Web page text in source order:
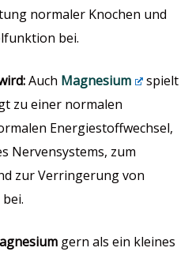
normaler Knochen und
bei.
Auch Magnesium
spielt
zu einer normalen
Energiestoffwechsel,
Nervensystems, zum
zur Verringerung von
gern als ein kleines